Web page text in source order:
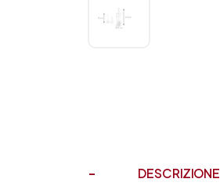
DESCRIZIONE